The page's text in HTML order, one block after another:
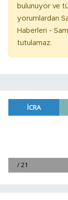
bulunuyor ve
yorumlardan
Haberleri -
tutulamaz.